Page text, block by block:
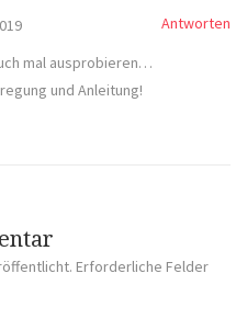
Antworten
mal ausprobieren…
und Anleitung!
Erforderliche Felder